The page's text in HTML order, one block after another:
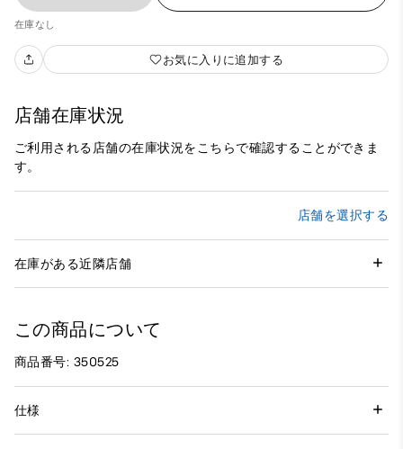
在庫なし
お気に入りに追加する
店舗在庫状況
ご利用される店舗の在庫状況をこちらで確認することができま
す。
店舗を選択する
在庫がある近隣店舗
この商品について
商品番号: 350525
仕様